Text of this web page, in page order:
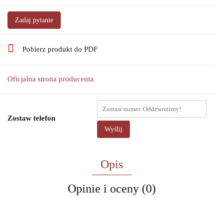
Zadaj pytanie
Pobierz produkt do PDF
Oficjalna strona producenta
Zostaw telefon
Wyślij
Opis
Opinie i oceny (0)